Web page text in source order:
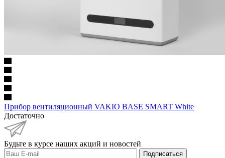
Прибор вентиляционный VAKIO BASE SMART White
Достаточно
Будьте в курсе наших акций и новостей
Подписаться